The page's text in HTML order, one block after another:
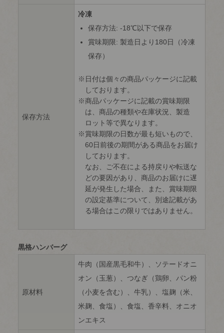
保存方法
冷凍
保存方法: -18℃以下で保存
賞味期限: 製造日より180日（冷凍
保存）
日付は個々の商品パッケージに記載
しております。
商品パッケージに記載の賞味期限
は、商品の種類や在庫状況、製造
ロット等で異なります。
賞味期限の日数が最も短いもので、
60日前後の期間がある商品をお届け
しております。
なお、ご不在による持戻りや転送な
どの要因があり、商品のお届けに遅
延が発生した場合、また、賞味期限
の設定基準について、別途記載があ
る場合はこの限りではありません。
黒格ハンバーグ
原材料
牛肉（国産黒毛和牛）、ソテードオニ
オン（玉葱）、つなぎ（鶏卵、パン粉
（小麦を含む）、牛乳）、塩麹（米、
米麹、食塩）、食塩、香辛料、オニオ
ンエキス